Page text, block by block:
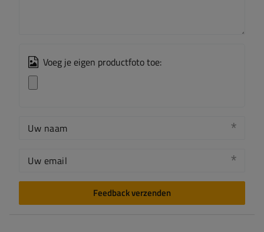
Voeg je eigen productfoto toe:
Uw naam
Uw email
Feedback verzenden